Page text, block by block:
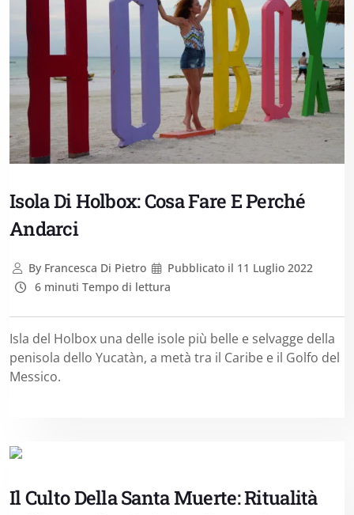
Isola Di Holbox: Cosa Fare E Perché
Andarci
ByFrancesca Di Pietro Pubblicato il 11 Luglio 2022
6 minuti Tempo di lettura
Isla del Holbox una delle isole più belle e selvagge della
penisola dello Yucatàn, a metà tra il Caribe e il Golfo del
Messico.
Il Culto Della Santa Muerte: Ritualità